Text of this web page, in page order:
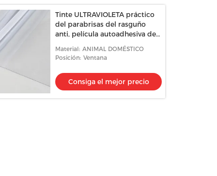
Tinte ULTRAVIOLETA práctico
del parabrisas del rasguño
anti, película autoadhesiva del
parabrisas para el coche
Material: ANIMAL DOMÉSTICO
Posición: Ventana
Consiga el mejor precio